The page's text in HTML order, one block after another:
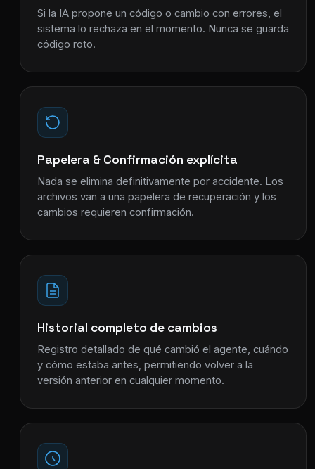
Si la IA propone un código o cambio con errores, el
sistema lo rechaza en el momento. Nunca se guarda
código roto.
Papelera & Confirmación explícita
Nada se elimina definitivamente por accidente. Los
archivos van a una papelera de recuperación y los
cambios requieren confirmación.
Historial completo de cambios
Registro detallado de qué cambió el agente, cuándo
y cómo estaba antes, permitiendo volver a la
versión anterior en cualquier momento.